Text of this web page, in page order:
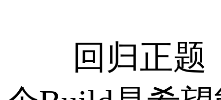
回归正题